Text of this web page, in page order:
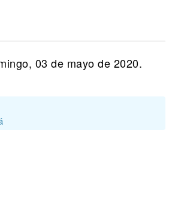
03 de mayo de 2020.